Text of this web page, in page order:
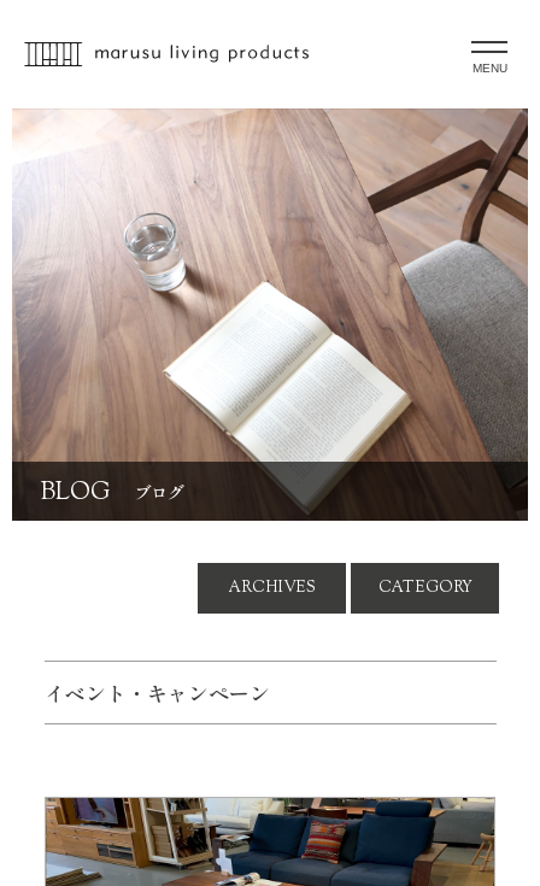
MENU
BLOG ブログ
ARCHIVES CATEGORY
イベント・キャンペーン